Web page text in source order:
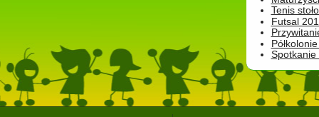
Tenis
Futsal